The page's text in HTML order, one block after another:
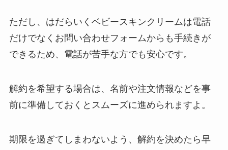
ただし、はだらいくベビースキンクリームは電話
だけでなくお問い合わせフォームからも手続きが
できるため、電話が苦手な方でも安心です。
解約を希望する場合は、名前や注文情報などを事
前に準備しておくとスムーズに進められますよ。
期限を過ぎてしまわないよう、解約を決めたら早